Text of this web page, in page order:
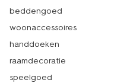
beddengoed
woonaccessoires
handdoeken
raamdecoratie
speelgoed